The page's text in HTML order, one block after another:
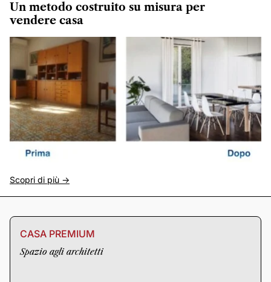
Un metodo costruito su misura per
vendere casa
Scopri di più ->
CASA PREMIUM
Spazio agli architetti